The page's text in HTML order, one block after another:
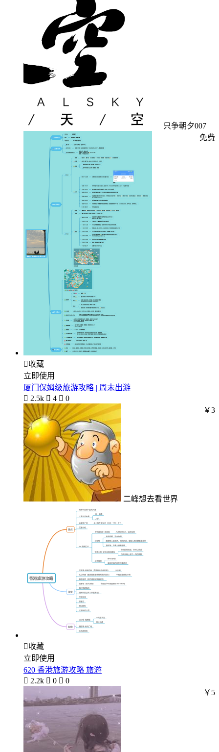
只争朝夕007
免费
收藏
立即使用
厦门保姆级旅游攻略 | 周末出游
 2.5k  4  0
二峰想去看世界
￥3
收藏
立即使用
620 香港旅游攻略 旅游
 2.2k  0  0
￥5